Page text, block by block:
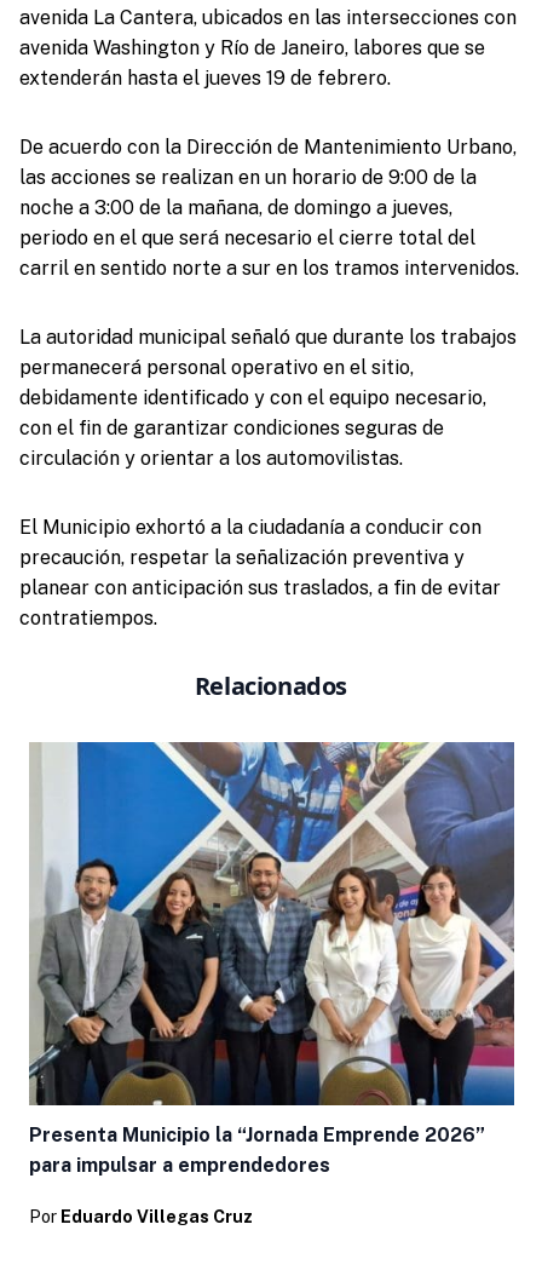
avenida La Cantera, ubicados en las intersecciones con
avenida Washington y Río de Janeiro, labores que se
extenderán hasta el jueves 19 de febrero.
De acuerdo con la Dirección de Mantenimiento Urbano,
las acciones se realizan en un horario de 9:00 de la
noche a 3:00 de la mañana, de domingo a jueves,
periodo en el que será necesario el cierre total del
carril en sentido norte a sur en los tramos intervenidos.
La autoridad municipal señaló que durante los trabajos
permanecerá personal operativo en el sitio,
debidamente identificado y con el equipo necesario,
con el fin de garantizar condiciones seguras de
circulación y orientar a los automovilistas.
El Municipio exhortó a la ciudadanía a conducir con
precaución, respetar la señalización preventiva y
planear con anticipación sus traslados, a fin de evitar
contratiempos.
Relacionados
Presenta Municipio la “Jornada Emprende 2026”
para impulsar a emprendedores
Por Eduardo Villegas Cruz